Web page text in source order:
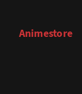
Animestore